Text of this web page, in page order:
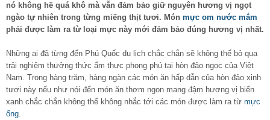
nó không hề quá khô mà vẫn đảm bảo giữ nguyên hương vị ngọt
ngào tự nhiên trong từng miếng thịt tươi. Món mực om nước mắm
phải được làm ra từ loại mực này mới đảm bảo đúng hương vị nhất.
Những ai đã từng đến Phú Quốc du lịch chắc chắn sẽ không thể bỏ qua
trải nghiệm thưởng thức ẩm thực phong phú tại hòn đảo ngọc của Việt
Nam. Trong hàng trăm, hàng ngàn các món ăn hấp dẫn của hòn đảo xinh
tươi này nếu như nói đến món ăn thơm ngon mang đậm hương vị biển
xanh chắc chắn không thể không nhắc tới các món được làm ra từ mực
ống.